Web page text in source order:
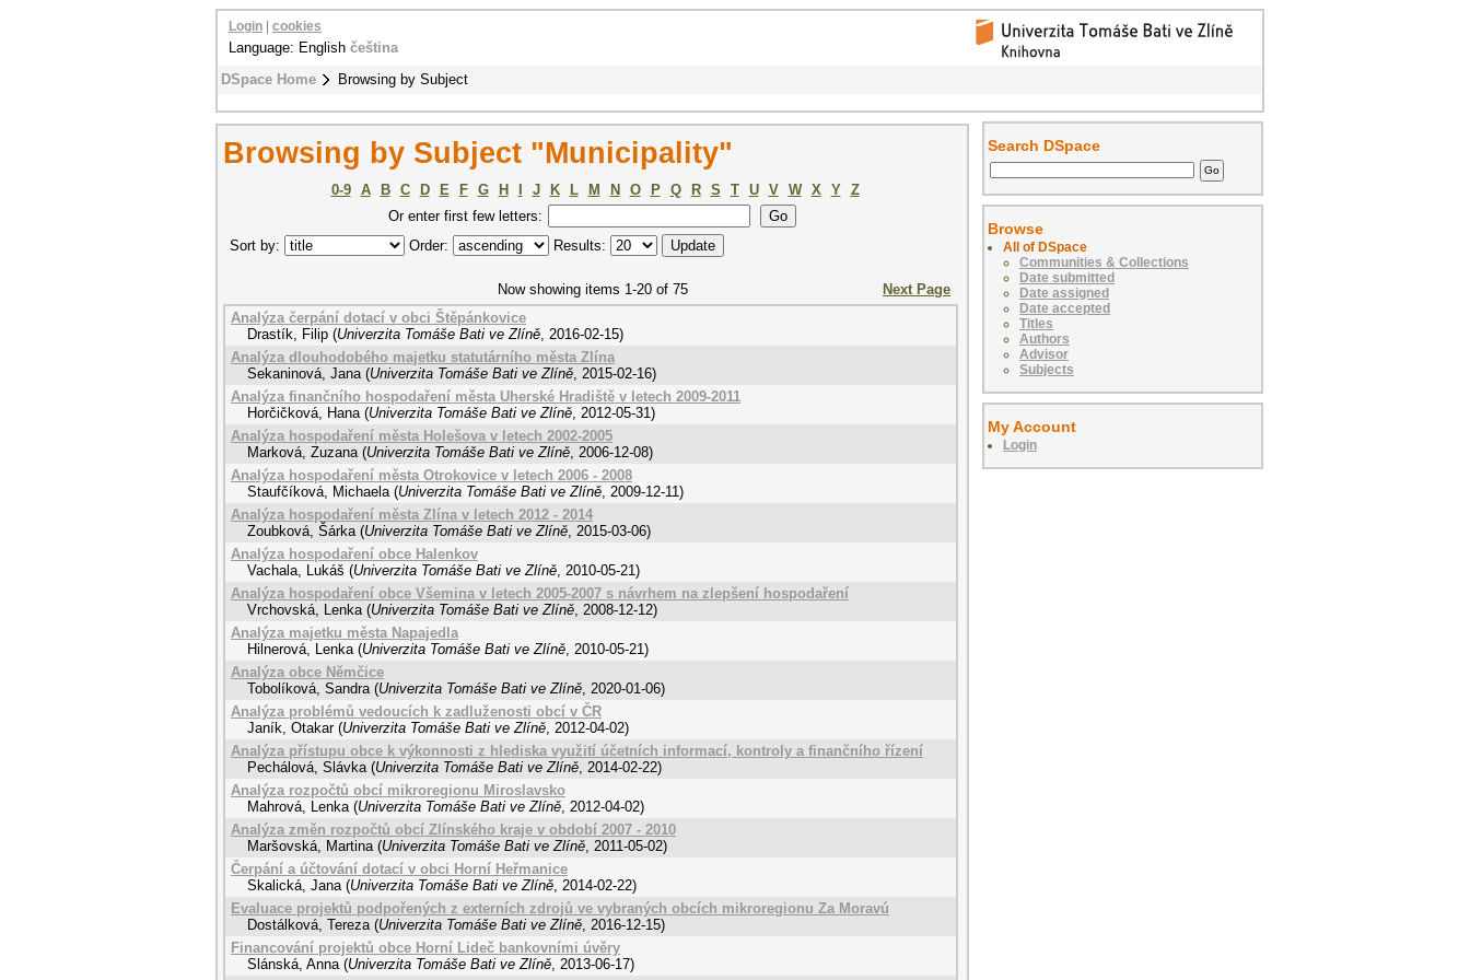
DSpace Home Browsing by Subject
Login cookies
Language: English čeština
Browsing by Subject "Municipality"
0-9 A B C D E F G H J K L M N O P Q R S T U V W X Y
Z
Or enter first few letters:
Sort by:
Order: Results:
Now showing items 1-20 of 75
Next Page
Analýza čerpání dotací v obci Štěpánkovice
Drastík, Filip (Univerzita Tomáše Bati ve Zlíně, 2016-02-15)
Analýza dlouhodobého majetku statutárního města Zlína
Sekaninová, Jana (Univerzita Tomáše Bati ve Zlíně, 2015-02-16)
Analýza finančního hospodaření města Uherské Hradiště v letech 2009-2011
Horčičková, Hana (Univerzita Tomáše Bati ve Zlíně, 2012-05-31)
Analýza hospodaření města Holešova v letech 2002-2005
Marková, Zuzana (Univerzita Tomáše Bati ve Zlíně, 2006-12-08)
Analýza hospodaření města Otrokovice v letech 2006 - 2008
Staufčíková, Michaela (Univerzita Tomáše Bati ve Zlíně, 2009-12-11)
Analýza hospodaření města Zlína v letech 2012 - 2014
Zoubková, Šárka (Univerzita Tomáše Bati ve Zlíně, 2015-03-06)
Analýza hospodaření obce Halenkov
Vachala, Lukáš (Univerzita Tomáše Bati ve Zlíně, 2010-05-21)
Analýza hospodaření obce Všemina v letech 2005-2007 s návrhem na zlepšení hospodaření
Vrchovská, Lenka (Univerzita Tomáše Bati ve Zlíně, 2008-12-12)
Analýza majetku města Napajedla
Hilnerová, Lenka (Univerzita Tomáše Bati ve Zlíně, 2010-05-21)
Analýza obce Němčice
Tobolíková, Sandra (Univerzita Tomáše Bati ve Zlíně, 2020-01-06)
Analýza problémů vedoucích k zadluženosti obcí v ČR
Janík, Otakar (Univerzita Tomáše Bati ve Zlíně, 2012-04-02)
Analýza přístupu obce k výkonnosti z hlediska využití účetních informací, kontroly a finančního řízení
Pechálová, Slávka (Univerzita Tomáše Bati ve Zlíně, 2014-02-22)
Analýza rozpočtů obcí mikroregionu Miroslavsko
Mahrová, Lenka (Univerzita Tomáše Bati ve Zlíně, 2012-04-02)
Analýza změn rozpočtů obcí Zlínského kraje v období 2007 - 2010
Maršovská, Martina (Univerzita Tomáše Bati ve Zlíně, 2011-05-02)
Čerpání a účtování dotací v obci Horní Heřmanice
Skalická, Jana (Univerzita Tomáše Bati ve Zlíně, 2014-02-22)
Evaluace projektů podpořených z externích zdrojů ve vybraných obcích mikroregionu Za Moravú
Dostálková, Tereza (Univerzita Tomáše Bati ve Zlíně, 2016-12-15)
Financování projektů obce Horní Lideč bankovními úvěry
Slánská, Anna (Univerzita Tomáše Bati ve Zlíně, 2013-06-17)
Search DSpace
Browse
All of DSpace
Communities & Collections
Date submitted
Date assigned
Date accepted
Titles
Authors
Advisor
Subjects
My Account
Login